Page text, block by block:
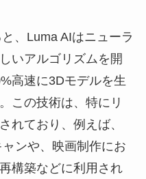
、Luma AIはニューラ
いアルゴリズムを開
高速に3Dモデルを生
この技術は、特にリ
れており、例えば、
ンや、映画制作にお
構築などに利用され